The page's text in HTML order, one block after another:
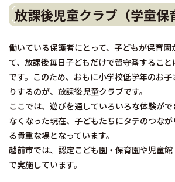
放課後児童クラブ（学童保
働いている保護者にとって、子どもが保育
て、放課後毎日子どもだけで留守番するこ
です。このため、おもに小学校低学年のお
りするのが、放課後児童クラブです。
ここでは、遊びを通していろいろな体験が
なくなった現在、子どもたちにタテのつな
る貴重な場となっています。
越前市では、認定こども園・保育園や児童
で実施しています。